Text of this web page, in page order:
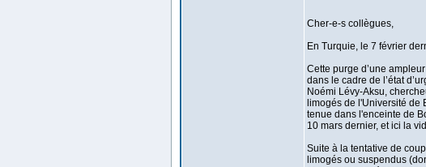
Cher-e-s collègues,
En Turquie, le 7 février
Cette purge d’une
dans le cadre de l’état
Noémi Lévy-Aksu,
limogés de l'Université de
tenue dans l'enceinte de
10 mars dernier, et ici la
Suite à la tentative de
limogés ou suspendus